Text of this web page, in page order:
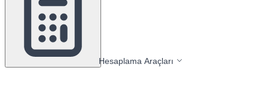
Hesaplama Araçları